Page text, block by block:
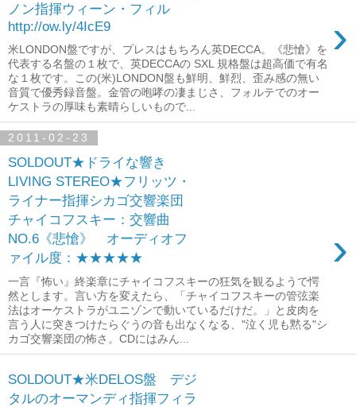
ノン指揮ウィーン・フィル
http://ow.ly/4IcE9
›
米LONDON盤ですが、プレスはもちろん英DECCA。《悲愴》を
代表する名盤の１枚で、英DECCAの SXL 規格盤は超高価で有名
な１枚です。この(米)LONDON盤も鮮明、鮮烈、歪み感の無い
音質で優秀録音盤。金管の咆哮の凄まじさ、フォルテでのオー
ケストラの厚味も素晴らしいもので...
2011-02-23
SOLDOUT★ドライな響き
LIVING STEREO★フリッツ・
ライナー指揮シカゴ交響楽団
チャイコフスキー：交響曲
NO.6《悲愴》 オーディオフ
ァイル度：★★★★★
›
一言『怖い』終楽章にチャイコフスキーの狂気を観るようで愕
然とします。言い方を変えたら、「チャイコフスキーの管弦楽
法はオーケストラがユニゾンで動いているだけだ。」と皮肉を
言う人に突きつけたらぐうの音も出なくなる、"泣く児も黙る"シ
カゴ交響楽団の怖さ。CDにはみん...
SOLDOUT★米DELOS盤 デジ
タルのオーマンディ指揮フィラ